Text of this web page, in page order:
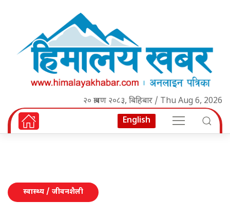
२० श्रावण २०८३, बिहिबार / Thu Aug 6, 2026
English
स्वास्थ्य / जीवनशैली